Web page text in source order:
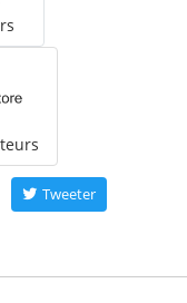
Tweeter